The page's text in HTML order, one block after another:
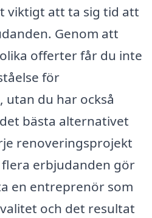
viktigt att ta sig tid att
Genom att
offerter får du inte
för
utan du har också
bästa alternativet
renoveringsprojekt
erbjudanden gör
en entreprenör som
och det resultat